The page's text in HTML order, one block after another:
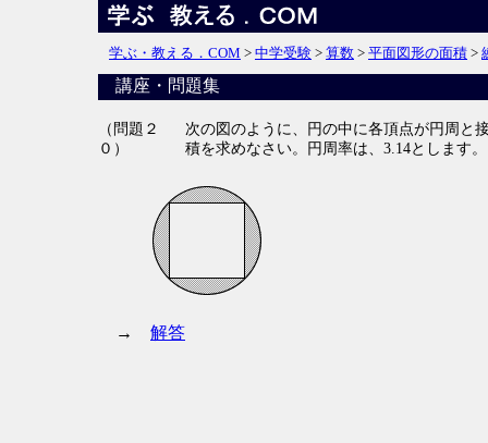
学ぶ・教える．COM > 中学受験 > 算数 > 平面図形の面積 >
講座・問題集
（問題２
０）
次の図のように、円の中に各頂点が円周と
積を求めなさい。円周率は、3.14とします。
→ 解答